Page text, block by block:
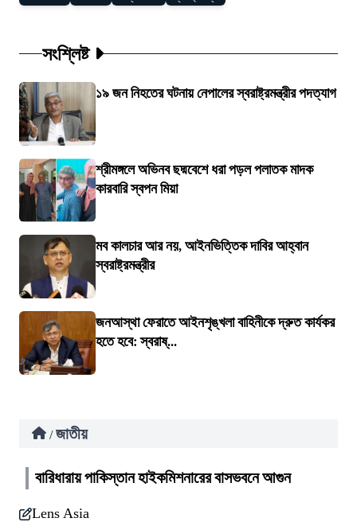
সংশ্লিষ্ট
১৯ জন নিহতের ঘটনায় নেপালের স্বরাষ্ট্রমন্ত্রীর পদত্যাগ
শ্রীমঙ্গলে অভিনব ছদ্মবেশে ধরা পড়ল পলাতক মাদক
কারবারি স্বপন মিয়া
মব কালচার আর নয়, আইনভিত্তিক দাবির আহ্বান
স্বরাষ্ট্রমন্ত্রীর
জনআস্থা ফেরাতে আইনশৃঙ্খলা বাহিনীকে দ্রুত কার্যকর
হতে হবে: স্বরাষ্...
/ জাতীয়
বারিধারায় পাকিস্তান হাইকমিশনারের বাসভবনে আগুন
Lens Asia